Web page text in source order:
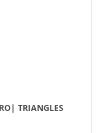
TRIANGLES